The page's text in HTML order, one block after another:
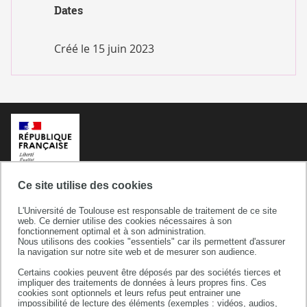
Ce site utilise des cookies
L'Université de Toulouse est responsable de traitement de ce site
web. Ce dernier utilise des cookies nécessaires à son
fonctionnement optimal et à son administration.
Nous utilisons des cookies "essentiels" car ils permettent d'assurer
la navigation sur notre site web et de mesurer son audience.
Certains cookies peuvent être déposés par des sociétés tierces et
impliquer des traitements de données à leurs propres fins. Ces
cookies sont optionnels et leurs refus peut entrainer une
impossibilité de lecture des éléments (exemples : vidéos, audios,
Dates
Créé le 15 juin 2023
Université de Toulouse
118 route de Narbonne